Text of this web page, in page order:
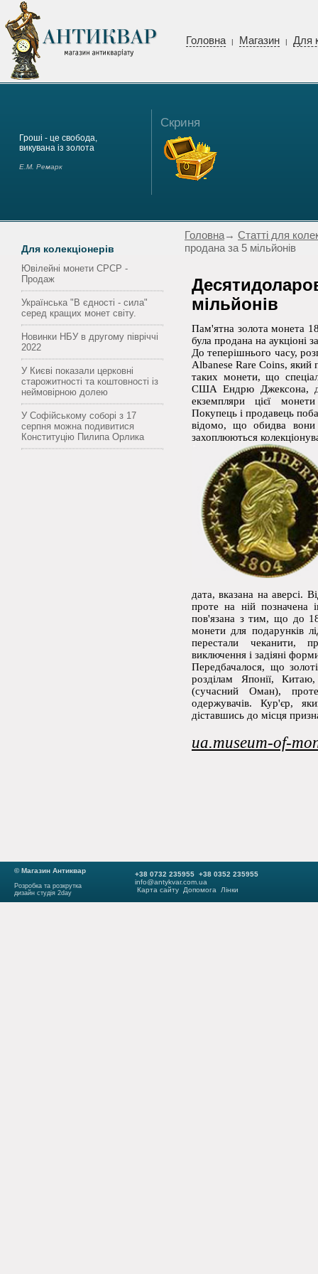
Головна | Магазин | Для
Гроші - це свобода,
викувана із золота
Е.М. Ремарк
Скриня
Для колекціонерів
Ювілейні монети СРСР -
Продаж
Українська "В єдності - сила"
серед кращих монет світу.
Новинки НБУ в другому півріччі
2022
У Києві показали церковні
старожитності та коштовності із
неймовірною долею
У Софійському соборі з 17
серпня можна подивитися
Конституцію Пилипа Орлика
Головна→ Статті для
продана за 5 мільйонів
мільйонів
Пам'ятна золота монета
була продана на аукціоні
До теперішнього часу,
Albanese Rare Coins, який
таких монети, що
США Ендрю Джексона,
екземпляри цієї
Покупець і продавець
відомо, що обидва
захоплюються
дата, вказана на аверсі.
проте на ній позначена
пов'язана з тим, що до
монети для подарунків
перестали чеканити,
виключення і задіяні
Передбачалося, що
розділам Японії,
(сучасний Оман),
одержувачів. Кур'єр,
діставшись до місця
ua.museum-of-
© Магазин Антиквар
Розробка та розкрутка
дизайн студія 2day
+38 0732 235955 +38 0352 235955
info@antykvar.com.ua
Карта сайту
Допомога Лінки